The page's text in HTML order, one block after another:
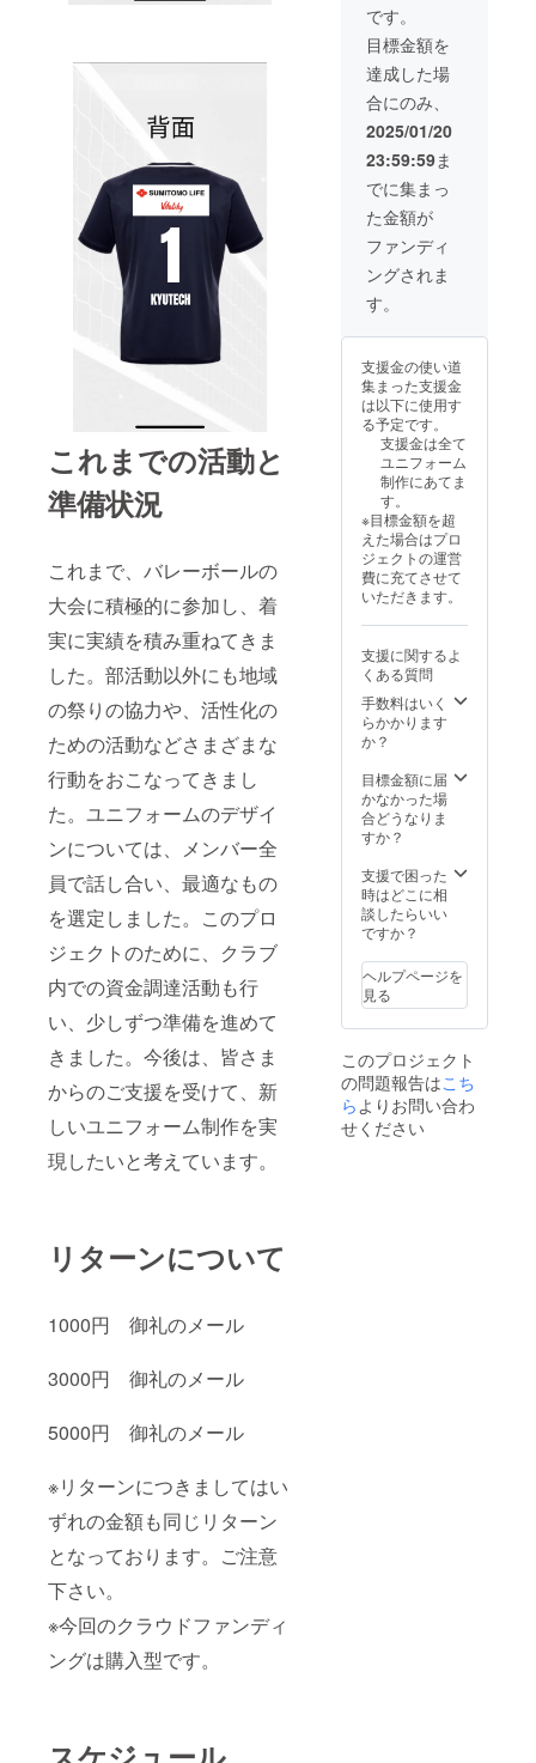
これまでの活動と
準備状況
これまで、バレーボールの
大会に積極的に参加し、着
実に実績を積み重ねてきま
した。部活動以外にも地域
の祭りの協力や、活性化の
ための活動などさまざまな
行動をおこなってきまし
た。ユニフォームのデザイ
ンについては、メンバー全
員で話し合い、最適なもの
を選定しました。このプロ
ジェクトのために、クラブ
内での資金調達活動も行
い、少しずつ準備を進めて
きました。今後は、皆さま
からのご支援を受けて、新
しいユニフォーム制作を実
現したいと考えています。
リターンについて
1000円 御礼のメール
3000円 御礼のメール
5000円 御礼のメール
※リターンにつきましてはい
ずれの金額も同じリターン
となっております。ご注意
下さい。
※今回のクラウドファンディ
ングは購入型です。
です。
目標金額を
達成した場
合にのみ、
2025/01/20
23:59:59ま
でに集まっ
た金額が
ファンディ
ングされま
す。
支援金の使い道
集まった支援金
は以下に使用す
る予定です。
支援金は全て
ユニフォーム
制作にあてま
す。
※目標金額を超
えた場合はプロ
ジェクトの運営
費に充てさせて
いただきます。
支援に関するよ
くある質問
手数料はいく
らかかります
か？
目標金額に届
かなかった場
合どうなりま
すか？
支援で困った
時はどこに相
談したらいい
ですか？
ヘルプページを
見る
このプロジェクト
の問題報告はこち
ら よりお問い合わ
せください